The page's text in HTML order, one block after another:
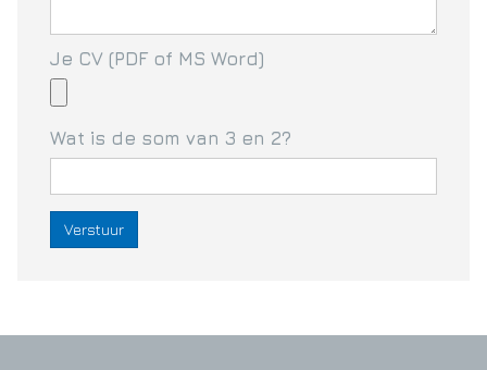
Je CV (PDF of MS Word)
Wat is de som van 3 en 2?